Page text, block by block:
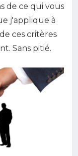
de ce qui vous
j'applique à
ces critères
Sans pitié.